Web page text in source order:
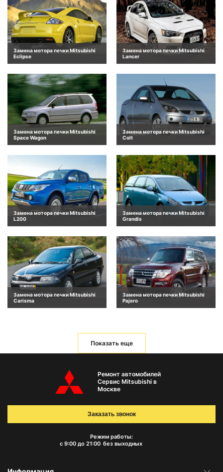
Замена мотора печки Mitsubishi
Eclipse
Замена мотора печки Mitsubishi
Lancer
Замена мотора печки Mitsubishi
Space Wagon
Замена мотора печки Mitsubishi
Colt
Замена мотора печки Mitsubishi
L200
Замена мотора печки Mitsubishi
Grandis
Замена мотора печки Mitsubishi
Carisma
Замена мотора печки Mitsubishi
Pajero
Показать еще
Ремонт автомобилей
Сервис Mitsubishi в
Москве
Режим работы:
с 9:00 до 21:00 без выходных
Заказать звонок